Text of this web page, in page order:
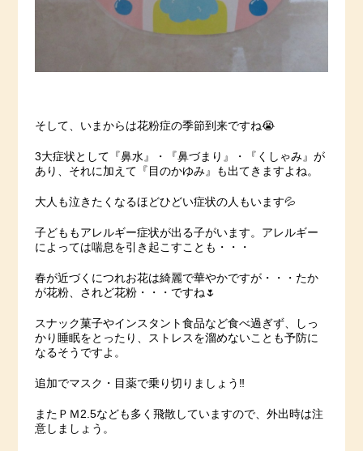
そして、いまからは花粉症の季節到来ですね😭
3大症状として『鼻水』・『鼻づまり』・『くしゃみ』が
あり、それに加えて『目のかゆみ』も出てきますよね。
大人も泣きたくなるほどひどい症状の人もいます💦
子どももアレルギー症状が出る子がいます。アレルギー
によっては喘息を引き起こすことも・・・
春が近づくにつれお花は綺麗で華やかですが・・・たか
が花粉、されど花粉・・・ですね🌷
スナック菓子やインスタント食品など食べ過ぎず、しっ
かり睡眠をとったり、ストレスを溜めないことも予防に
なるそうですよ。
追加でマスク・目薬で乗り切りましょう‼
またＰＭ2.5なども多く飛散していますので、外出時は注
意しましょう。